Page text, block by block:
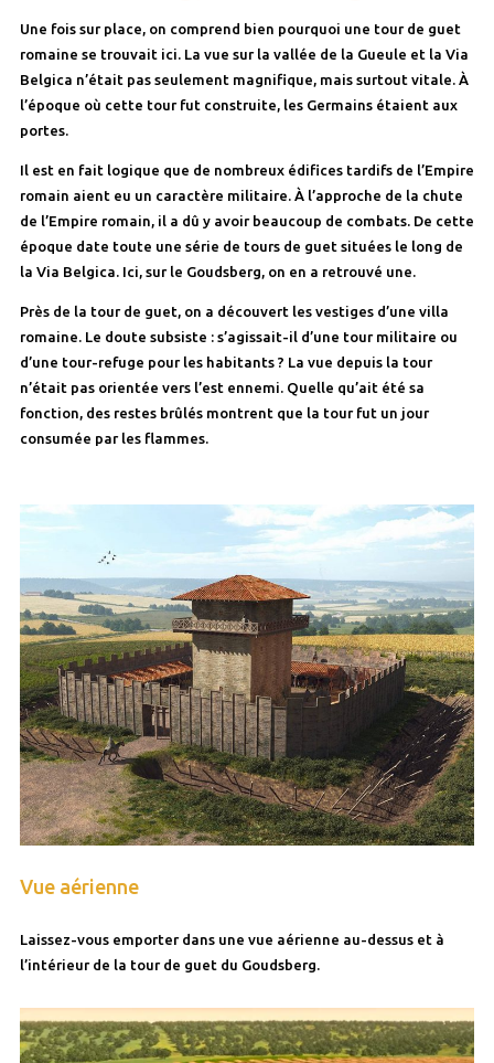
Une fois sur place, on comprend bien pourquoi une tour de guet
romaine se trouvait ici. La vue sur la vallée de la Gueule et la Via
Belgica n’était pas seulement magnifique, mais surtout vitale. À
l’époque où cette tour fut construite, les Germains étaient aux
portes.
Il est en fait logique que de nombreux édifices tardifs de l’Empire
romain aient eu un caractère militaire. À l’approche de la chute
de l’Empire romain, il a dû y avoir beaucoup de combats. De cette
époque date toute une série de tours de guet situées le long de
la Via Belgica. Ici, sur le Goudsberg, on en a retrouvé une.
Près de la tour de guet, on a découvert les vestiges d’une villa
romaine. Le doute subsiste : s’agissait-il d’une tour militaire ou
d’une tour-refuge pour les habitants ? La vue depuis la tour
n’était pas orientée vers l’est ennemi. Quelle qu’ait été sa
fonction, des restes brûlés montrent que la tour fut un jour
consumée par les flammes.
Vue aérienne
Laissez-vous emporter dans une vue aérienne au-dessus et à
l’intérieur de la tour de guet du Goudsberg.